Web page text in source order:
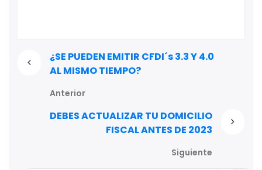
¿SE PUEDEN EMITIR CFDI´s 3.3 Y 4.0
AL MISMO TIEMPO?
Anterior
DEBES ACTUALIZAR TU DOMICILIO
FISCAL ANTES DE 2023
Siguiente